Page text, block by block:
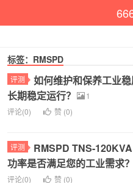
标签：RMSPD
评测
如何维护和保养工业
长期稳定运行？
1
评论(0)
赞 (0)
评测
RMSPD TNS-
功率是否满足您的工业需求？
评论(0)
赞 (0)